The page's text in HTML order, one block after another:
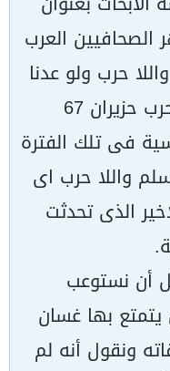
العرب
حرب ولو عدنا
قليلا الى الاشهر التى تلت حرب حزيران 67
فى تلك الفترة
واللا حرب اى
الذى تحدثت
أن نستوعب
بها غسان
ونقول أنه لم